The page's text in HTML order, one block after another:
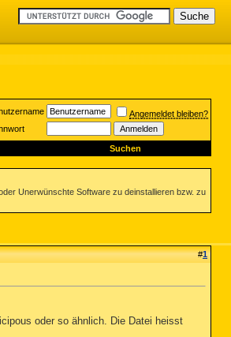
Angemeldet bleiben?
Suchen
Unerwünschte Software zu deinstallieren bzw. zu
#1
oder so ähnlich. Die Datei heisst